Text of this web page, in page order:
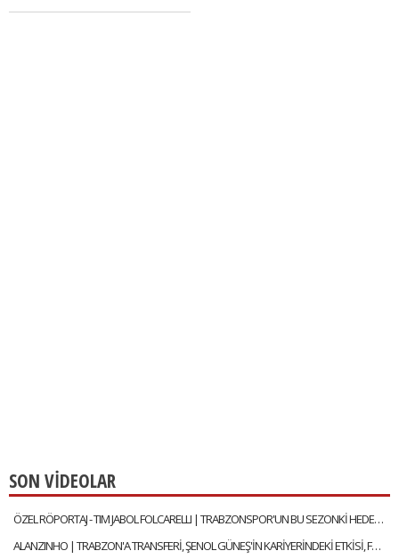
SON VİDEOLAR
ÖZEL RÖPORTAJ - TIM JABOL FOLCARELLI | TRABZONSPOR'UN BU SEZONKİ HEDEFLERİ, FATİH TEKKE, SAÇ TARZI
ALANZINHO | TRABZON'A TRANSFERİ, ŞENOL GÜNEŞ'İN KARİYERİNDEKİ ETKİSİ, FATİH TEKKE'Yİ NASIL TANIMLAR?